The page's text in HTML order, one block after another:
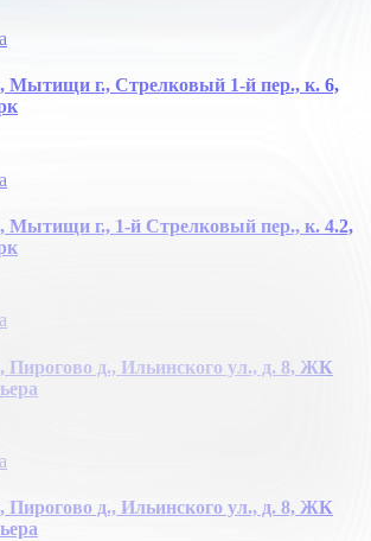
Мытищи г., Стрелковый 1-й пер., к. 6,
Мытищи г., 1-й Стрелковый пер., к. 4.2,
Пирогово д., Ильинского ул., д. 8, ЖК
Пирогово д., Ильинского ул., д. 8, ЖК